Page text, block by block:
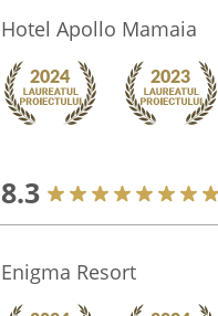
Hotel Apollo Mamaia
8.3
Enigma Resort